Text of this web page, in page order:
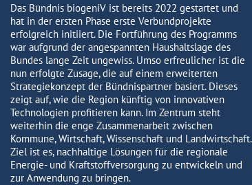
Das Bündnis biogeniV ist bereits 2022 gestartet und
hat in der ersten Phase erste Verbundprojekte
erfolgreich initiiert. Die Fortführung des Programms
war aufgrund der angespannten Haushaltslage des
Bundes lange Zeit ungewiss. Umso erfreulicher ist die
nun erfolgte Zusage, die auf einem erweiterten
Strategiekonzept der Bündnispartner basiert. Dieses
zeigt auf, wie die Region künftig von innovativen
Technologien profitieren kann. Im Zentrum steht
weiterhin die enge Zusammenarbeit zwischen
Kommune, Wirtschaft, Wissenschaft und Landwirtschaft.
Ziel ist es, nachhaltige Lösungen für die regionale
Energie- und Kraftstoffversorgung zu entwickeln und
zur Anwendung zu bringen.